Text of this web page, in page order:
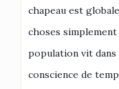
chapeau est
choses
population vit dans
conscience de